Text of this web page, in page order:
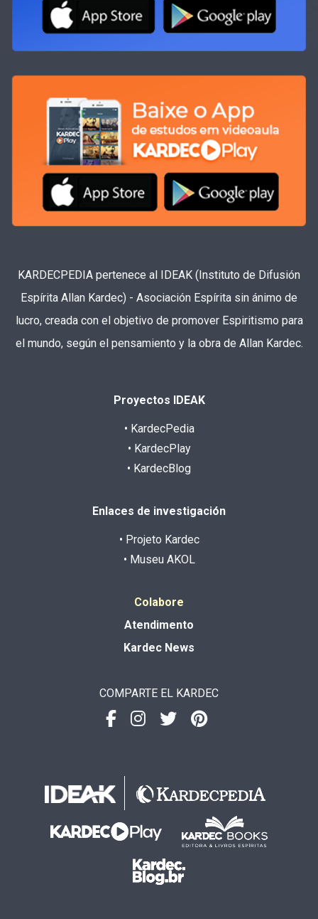
KARDECPEDIA pertenece al IDEAK (Instituto de Difusión
Espírita Allan Kardec) - Asociación Espírita sin ánimo de
lucro, creada con el objetivo de promover Espiritismo para
el mundo, según el pensamiento y la obra de Allan Kardec.
Proyectos IDEAK
• KardecPedia
• KardecPlay
• KardecBlog
Enlaces de investigación
• Projeto Kardec
• Museu AKOL
Colabore
Atendimento
Kardec News
COMPARTE EL KARDEC